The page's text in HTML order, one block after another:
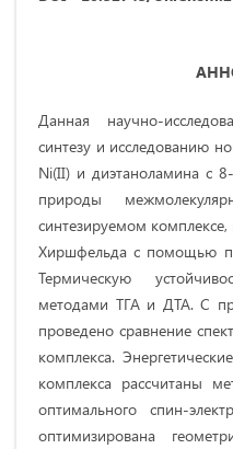
Данная научно-
синтезу и исследованию
Ni(II) и диэтаноламина с
природы
синтезируемом
Хиршфельда с помощью
Термическую
методами ТГА и ДТА. С
проведено сравнение
комплекса.
комплекса рассчитаны
оптимального спин-
оптимизирована